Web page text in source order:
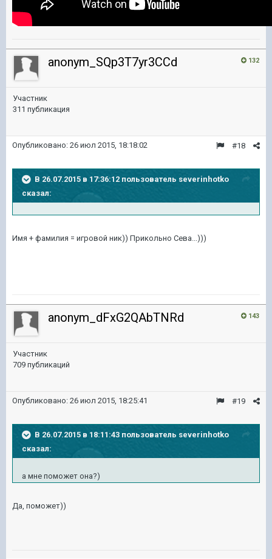
132
anonym_SQp3T7yr3CCd
Участник
311 публикация
#18
Опубликовано: 26 июл 2015, 18:18:02
В 26.07.2015 в 17:36:12 пользователь severinhotko
сказал:
Имя + фамилия = игровой ник)) Прикольно Сева...)))
143
anonym_dFxG2QAbTNRd
Участник
709 публикаций
#19
Опубликовано: 26 июл 2015, 18:25:41
В 26.07.2015 в 18:11:43 пользователь severinhotko
сказал:
а мне поможет она?)
Да, поможет))